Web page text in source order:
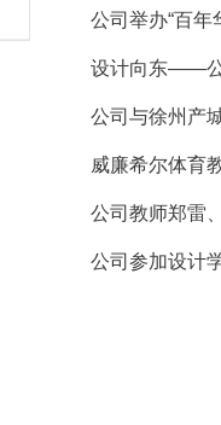
公司举办“百年
设计向东——公
公司与徐州产
威廉希尔体育
公司教师郑雷
公司参加设计